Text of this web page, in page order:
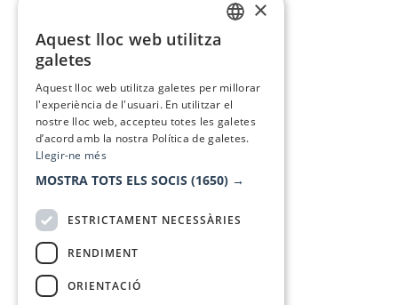
×
Aquest lloc web utilitza
galetes
Aquest lloc web utilitza galetes per millorar
l'experiència de l'usuari. En utilitzar el
nostre lloc web, accepteu totes les galetes
d’acord amb la nostra Política de galetes.
Llegir-ne més
MOSTRA TOTS ELS SOCIS (1650) →
ESTRICTAMENT NECESSÀRIES
RENDIMENT
ORIENTACIÓ